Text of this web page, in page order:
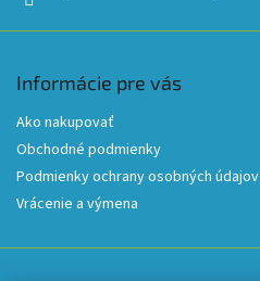
Informácie pre vás
Ako nakupovať
Obchodné podmienky
Podmienky ochrany osobných údajov
Vrácenie a výmena